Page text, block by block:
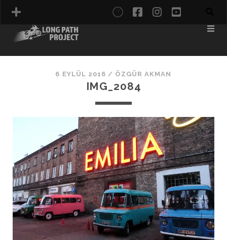
NORDKAPP
twitterfacebookinstagram
youtube
6 EYLÜL 2016 / ÖZGÜR AKMAN
IMG_2084